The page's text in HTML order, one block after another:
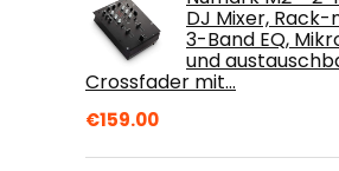
DJ Mixer,
3-Band EQ,
und
Crossfader mit…
€159.00